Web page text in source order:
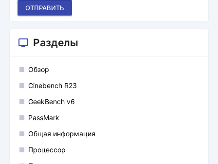
ОТПРАВИТЬ
Разделы
Обзор
Cinebench R23
GeekBench v6
PassMark
Общая информация
Процессор